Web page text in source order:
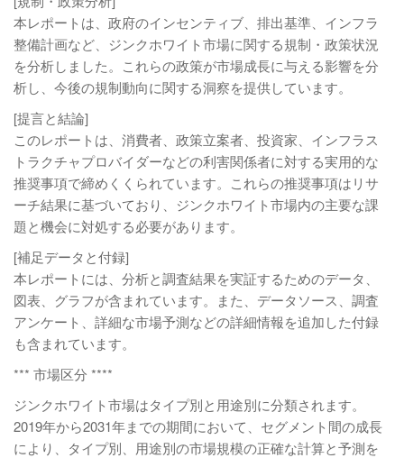
本レポートは、政府のインセンティブ、排出基準、インフラ
整備計画など、ジンクホワイト市場に関する規制・政策状況
を分析しました。これらの政策が市場成長に与える影響を分
析し、今後の規制動向に関する洞察を提供しています。
[提言と結論]
このレポートは、消費者、政策立案者、投資家、インフラス
トラクチャプロバイダーなどの利害関係者に対する実用的な
推奨事項で締めくくられています。これらの推奨事項はリサ
ーチ結果に基づいており、ジンクホワイト市場内の主要な課
題と機会に対処する必要があります。
[補足データと付録]
本レポートには、分析と調査結果を実証するためのデータ、
図表、グラフが含まれています。また、データソース、調査
アンケート、詳細な市場予測などの詳細情報を追加した付録
も含まれています。
*** 市場区分 ****
ジンクホワイト市場はタイプ別と用途別に分類されます。
2019年から2031年までの期間において、セグメント間の成長
により、タイプ別、用途別の市場規模の正確な計算と予測を